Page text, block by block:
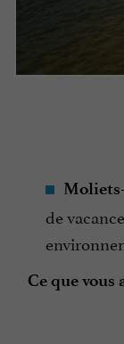
de
Ce que